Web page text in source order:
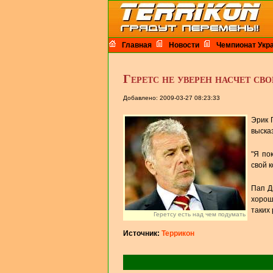
Главная Новости Чемпионат
Геретс не уверен насчет
Добавлено: 2009-03-27 08:23:33
Геретсу есть над чем подумать
Эрик
"Я
свой
Пап
таких
Источник: Террикон